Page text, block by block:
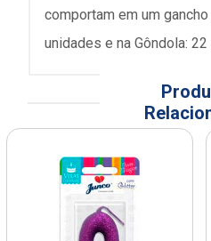
comportam em um
unidades e na Gôndola: